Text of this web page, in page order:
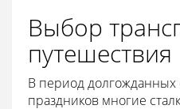
Выбор
путешествия
В период долгожданных
праздников многие